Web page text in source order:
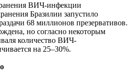
ВИЧ-инфекции
Бразилии запустило
68 миллионов презервативов.
но согласно некоторым
количество ВИЧ-
на 25–30%.